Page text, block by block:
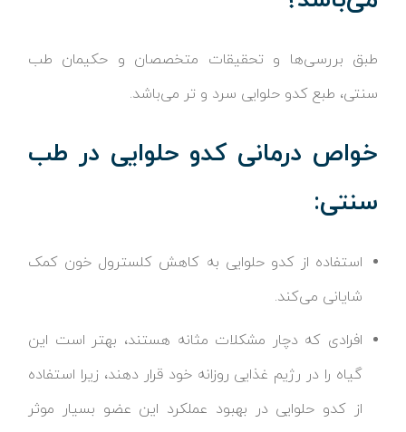
طبق بررسی‌ها و تحقیقات متخصصان و حکیمان طب
سنتی، طبع کدو حلوایی سرد و تر می‌باشد.
خواص درمانی کدو حلوایی در طب
سنتی:
استفاده از کدو حلوایی به کاهش کلسترول خون کمک
شایانی می‌کند.
افرادی که دچار مشکلات مثانه هستند، بهتر است این
گیاه را در رژیم غذایی روزانه خود قرار دهند، زیرا استفاده
از کدو حلوایی در بهبود عملکرد این عضو بسیار موثر